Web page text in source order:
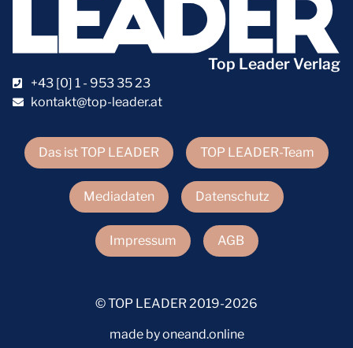
Das ist TOP LEADER TOP LEADER-Team
Mediadaten Datenschutz
Impressum AGB
Top Leader Verlag
+43 [0] 1 - 953 35 23
kontakt@top-leader.at
© TOP LEADER 2019-2026
made by oneand.online